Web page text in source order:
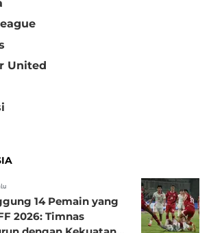
United
14 Pemain yang
2026: Timnas